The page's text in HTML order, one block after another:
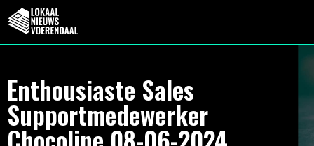
Enthousiaste Sales
Supportmedewerker